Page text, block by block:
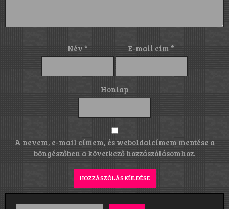
Név * E-mail cím *
Honlap
A nevem, e-mail címem, és weboldalcímem mentése a
böngészőben a következő hozzászólásomhoz.